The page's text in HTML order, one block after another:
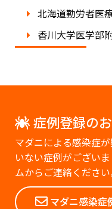
北海道勤労者医
香川大学医学部
症例登録の
マダニによる感染症
いない症例がござい
ムからご連絡ください
マダニ感染症